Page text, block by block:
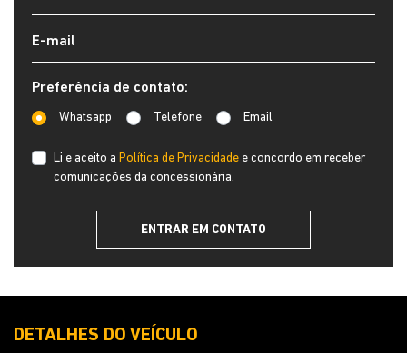
Preferência de contato:
Whatsapp Telefone Email
Li e aceito a Política de Privacidade e concordo em receber
comunicações da concessionária.
ENTRAR EM CONTATO
DETALHES DO VEÍCULO